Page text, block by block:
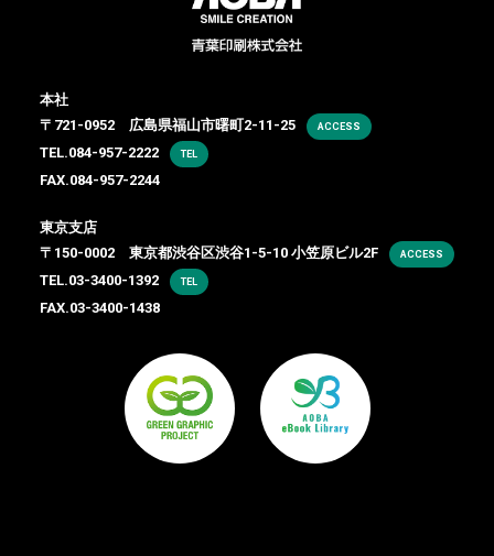
本社
〒721-0952 広島県福山市曙町2-11-25
ACCESS
TEL.084-957-2222 TEL
FAX.084-957-2244
東京支店
〒150-0002 東京都渋谷区渋谷1-5-10 小笠原ビル2F
ACCESS
TEL.03-3400-1392 TEL
FAX.03-3400-1438